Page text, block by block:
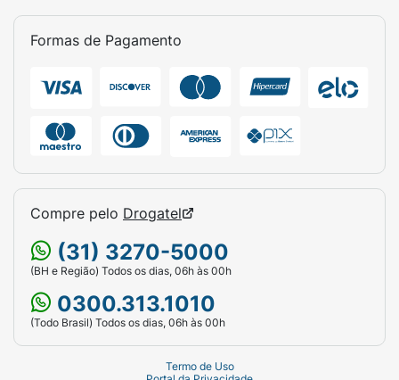
Formas de Pagamento
Compre pelo Drogatel
(31) 3270-5000
(BH e Região) Todos os dias, 06h às 00h
0300.313.1010
(Todo Brasil) Todos os dias, 06h às 00h
Termo de Uso